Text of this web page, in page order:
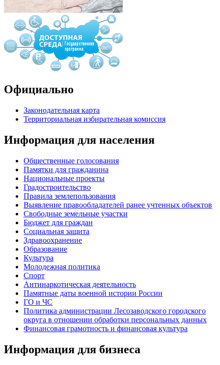
Официально
Законодательная карта
Территориальная избирательная комиссия
Информация для населения
Общественные голосования
Памятки для гражданина
Национальные проекты
Градостроительство
Правила землепользования
Выявление правообладателей ранее учтенных объектов
Свободные земельные участки
Бюджет для граждан
Социальная защита
Здравоохранение
Образование
Культура
Молодежная политика
Спорт
Антинаркотическая деятельность
Памятные даты военной истории России
ГО и ЧС
Политика администрации Лесозаводского городского
округа в отношении обработки персональных данных
Финансовая грамотность и финансовая культура
Информация для бизнеса